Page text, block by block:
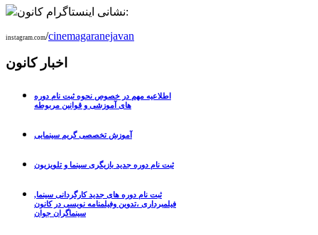
نشانی اینستاگرام کانون:
instagram.com/cinemagaranejavan
اخبار کانون
اطلاعیه مهم در خصوص نحوه ثبت نام دوره
های آموزشی و قوانین مربوطه
آموزش تخصصی گریم سینمایی
ثبت نام دوره جدید بازیگری سینما و تلویزیون
ثبت نام دوره های جدید کارگردانی سینما,
فیلمبرداری ،تدوین وفیلمنامه نویسی در کانون
سینماگران جوان